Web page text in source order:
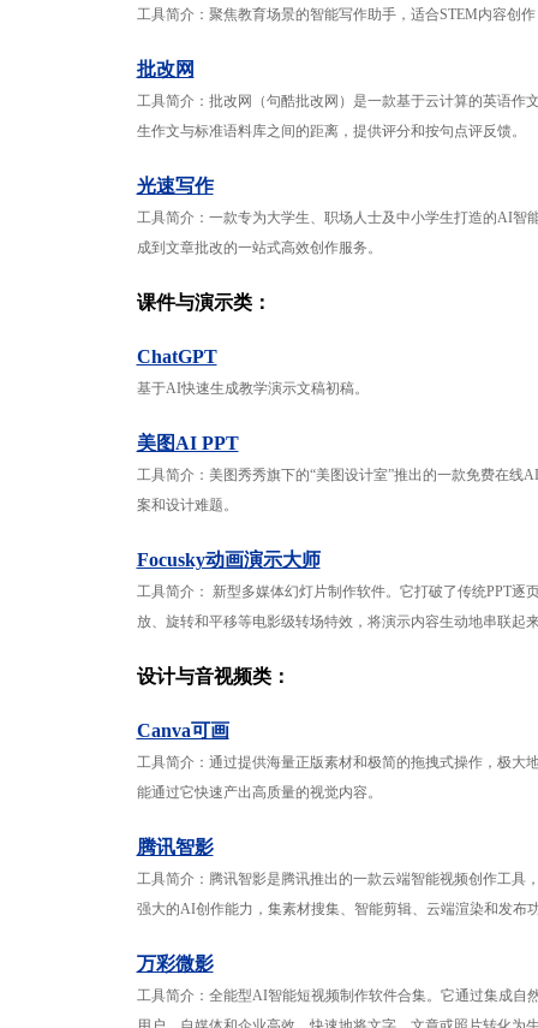
工具简介：聚焦教育场景的智能写作助手，适合STEM内容创作
批改网
工具简介：批改网（句酷批改网）是一款基于云计算的英语作
生作文与标准语料库之间的距离，提供评分和按句点评反馈。
光速写作
工具简介：一款专为大学生、职场人士及中小学生打造的AI
成到文章批改的一站式高效创作服务。
课件与演示类：
ChatGPT
基于AI快速生成教学演示文稿初稿。
美图AI PPT
工具简介：美图秀秀旗下的“美图设计室”推出的一款免费在线
案和设计难题。
Focusky动画演示大师
工具简介： 新型多媒体幻灯片制作软件。它打破了传统PPT逐
放、旋转和平移等电影级转场特效，将演示内容生动地串联起
设计与音视频类：
Canva可画
工具简介：通过提供海量正版素材和极简的拖拽式操作，极大
能通过它快速产出高质量的视觉内容。
腾讯智影
工具简介：腾讯智影是腾讯推出的一款云端智能视频创作工具
强大的AI创作能力，集素材搜集、智能剪辑、云端渲染和发布
万彩微影
工具简介：全能型AI智能短视频制作软件合集。它通过集成